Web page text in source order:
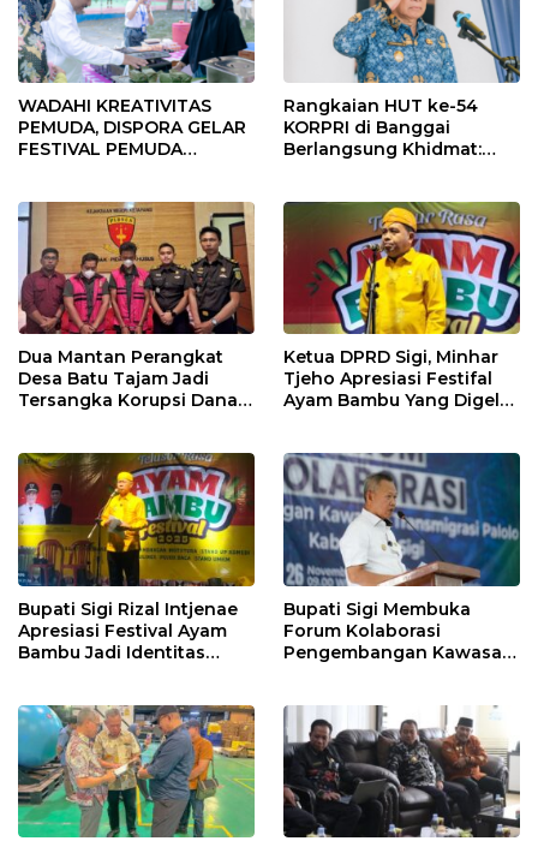
WADAHI KREATIVITAS
PEMUDA, DISPORA GELAR
FESTIVAL PEMUDA
Rangkaian HUT ke-54
KORPRI di Banggai
Berlangsung Khidmat:
Dua Mantan Perangkat
Desa Batu Tajam Jadi
Tersangka Korupsi Dana
Ketua DPRD Sigi, Minhar
Tjeho Apresiasi Festifal
Ayam Bambu Yang Digelar
Bupati Sigi Rizal Intjenae
Apresiasi Festival Ayam
Bambu Jadi Identitas
Nasional
Bupati Sigi Membuka
Forum Kolaborasi
Pengembangan Kawasan